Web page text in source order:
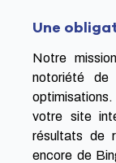
Une
Notre
notoriété de
optimisations.
votre site
résultats de
encore de